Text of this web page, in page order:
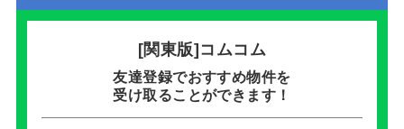
[関東版]コムコム
友達登録でおすすめ物件を
受け取ることができます！